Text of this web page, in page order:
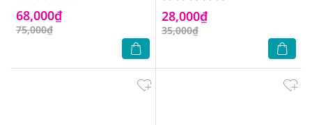
68,000₫
75,000₫
28,000₫
35,000₫